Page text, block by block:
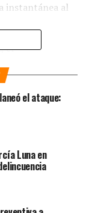
instantánea al
el
así como el
«El tirador
Al menos
oficial
son 27
atención
el ataque:
Luna en